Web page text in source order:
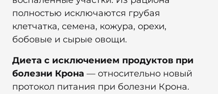
полностью исключаются грубая
клетчатка, семена, кожура, орехи,
бобовые и сырые овощи.
Диета с исключением продуктов при
болезни Крона — относительно новый
протокол питания при болезни Крона.